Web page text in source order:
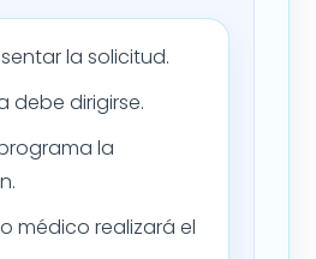
la solicitud.
debe dirigirse.
la
médico realizará el